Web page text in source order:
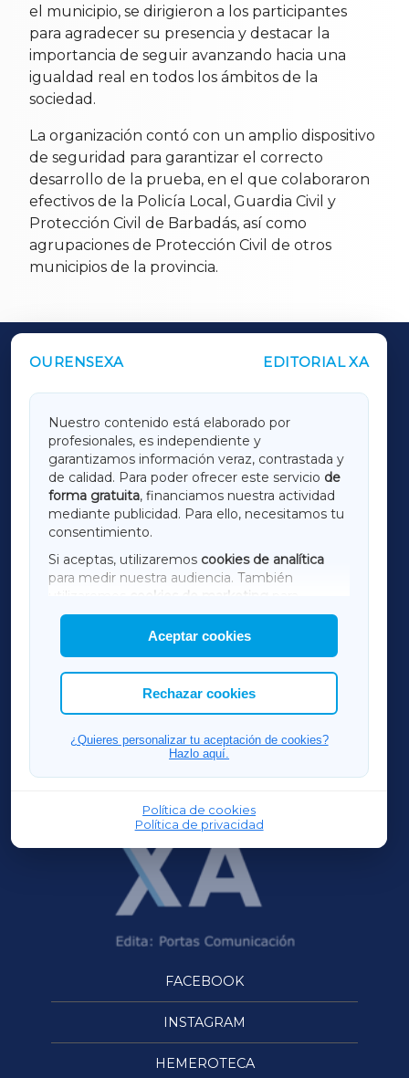
el municipio, se dirigieron a los participantes
para agradecer su presencia y destacar la
importancia de seguir avanzando hacia una
igualdad real en todos los ámbitos de la
sociedad.
La organización contó con un amplio dispositivo
de seguridad para garantizar el correcto
desarrollo de la prueba, en el que colaboraron
efectivos de la Policía Local, Guardia Civil y
Protección Civil de Barbadás, así como
agrupaciones de Protección Civil de otros
municipios de la provincia.
OURENSEXA EDITORIAL XA
Nuestro contenido está elaborado por
profesionales, es independiente y
garantizamos información veraz, contrastada y
de calidad. Para poder ofrecer este servicio de
forma gratuita, financiamos nuestra actividad
mediante publicidad. Para ello, necesitamos tu
consentimiento.
Si aceptas, utilizaremos cookies de analítica
para medir nuestra audiencia. También
utilizaremos
cookies de marketing
mostrar publicidad de terceros.
Asimismo, puedes personalizar la elección de
las cookies que deseas permitir.
Aceptar cookies
Rechazar cookies
¿Quieres personalizar tu aceptación de cookies?
Hazlo aquí.
Política de cookies
Política de privacidad
OUTROS PERIÓDICOS
LUGOXA
TERRACHAXA
AMARIÑAXA
RIBEIRASACRAXA
ACORUÑAXA
FERROLXA
OURENSEXA
FACEBOOK
INSTAGRAM
HEMEROTECA